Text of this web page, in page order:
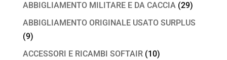
ABBIGLIAMENTO MILITARE E DA CACCIA (29)
ABBIGLIAMENTO ORIGINALE USATO SURPLUS
(9)
ACCESSORI E RICAMBI SOFTAIR (10)